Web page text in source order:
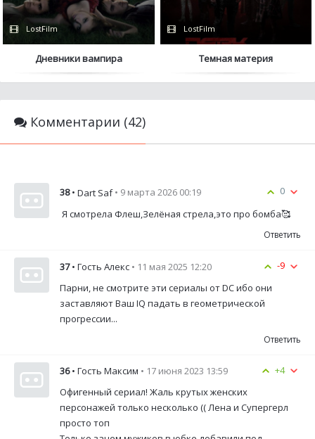
LostFilm
Дневники вампира
LostFilm
Темная материя
Комментарии (42)
0
38 • Dart Saf • 9 марта 2026 00:19
Я смотрела Флеш,Зелёная стрела,это про бомба🥰
Ответить
-9
37 • Гость Алекс • 11 мая 2025 12:20
Парни, не смотрите эти сериалы от DC ибо они
заставляют Ваш IQ падать в геометрической
прогрессии...
Ответить
+4
36 • Гость Максим • 17 июня 2023 13:59
Офигенный сериал! Жаль крутых женских
персонажей только несколько (( Лена и Супергерл
просто топ